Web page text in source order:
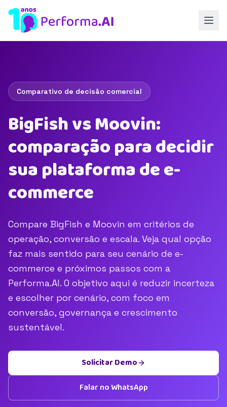
Comparativo de decisão comercial
BigFish vs Moovin:
comparação para decidir
sua plataforma de e-
commerce
Compare BigFish e Moovin em critérios de
operação, conversão e escala. Veja qual opção
faz mais sentido para seu cenário de e-
commerce e próximos passos com a
Performa.AI. O objetivo aqui é reduzir incerteza
e escolher por cenário, com foco em
conversão, governança e crescimento
sustentável.
Solicitar Demo
Falar no WhatsApp